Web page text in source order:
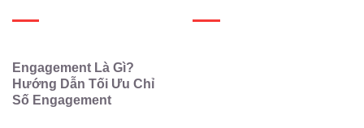
Engagement Là Gì?
Hướng Dẫn Tối Ưu Chỉ
Số Engagement